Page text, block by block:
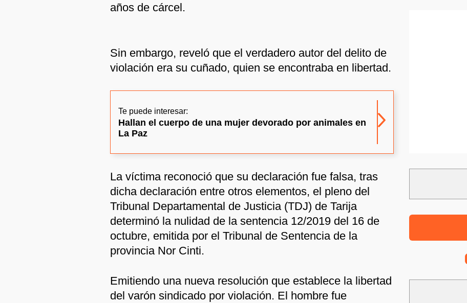
años de cárcel.
Sin embargo, reveló que el verdadero autor del delito de
violación era su cuñado, quien se encontraba en libertad.
Te puede interesar:
Hallan el cuerpo de una mujer devorado por animales en
La Paz
La víctima reconoció que su declaración fue falsa, tras
dicha declaración entre otros elementos, el pleno del
Tribunal Departamental de Justicia (TDJ) de Tarija
determinó la nulidad de la sentencia 12/2019 del 16 de
octubre, emitida por el Tribunal de Sentencia de la
provincia Nor Cinti.
Emitiendo una nueva resolución que establece la libertad
del varón sindicado por violación. El hombre fue